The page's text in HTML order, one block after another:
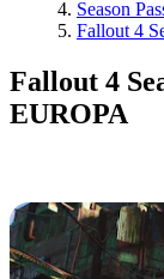
Season
Fallout 4
Fallout 4
EUROPA